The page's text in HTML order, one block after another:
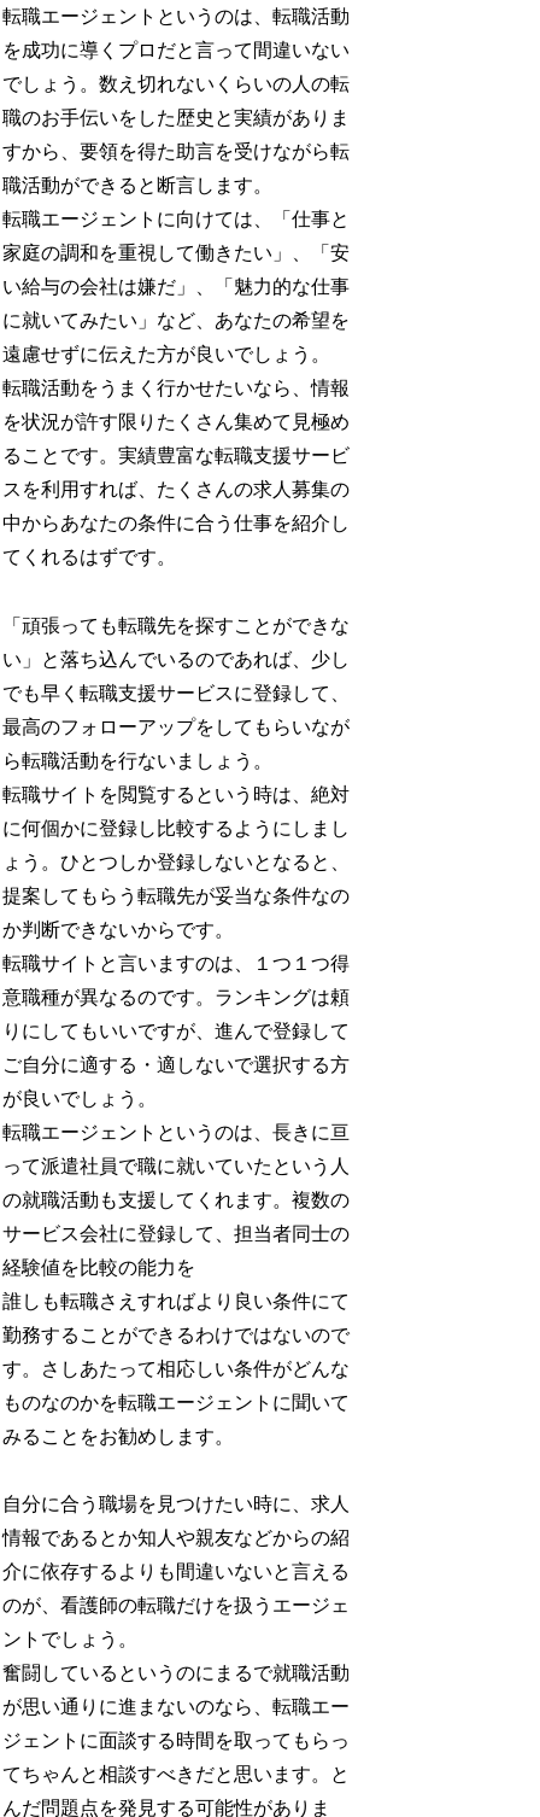
転職エージェントというのは、転職活動
を成功に導くプロだと言って間違いない
でしょう。数え切れないくらいの人の転
職のお手伝いをした歴史と実績がありま
すから、要領を得た助言を受けながら転
職活動ができると断言します。
転職エージェントに向けては、「仕事と
家庭の調和を重視して働きたい」、「安
い給与の会社は嫌だ」、「魅力的な仕事
に就いてみたい」など、あなたの希望を
遠慮せずに伝えた方が良いでしょう。
転職活動をうまく行かせたいなら、情報
を状況が許す限りたくさん集めて見極め
ることです。実績豊富な転職支援サービ
スを利用すれば、たくさんの求人募集の
中からあなたの条件に合う仕事を紹介し
てくれるはずです。
「頑張っても転職先を探すことができな
い」と落ち込んでいるのであれば、少し
でも早く転職支援サービスに登録して、
最高のフォローアップをしてもらいなが
ら転職活動を行ないましょう。
転職サイトを閲覧するという時は、絶対
に何個かに登録し比較するようにしまし
ょう。ひとつしか登録しないとなると、
提案してもらう転職先が妥当な条件なの
か判断できないからです。
転職サイトと言いますのは、１つ１つ得
意職種が異なるのです。ランキングは頼
りにしてもいいですが、進んで登録して
ご自分に適する・適しないで選択する方
が良いでしょう。
転職エージェントというのは、長きに亘
って派遣社員で職に就いていたという人
の就職活動も支援してくれます。複数の
サービス会社に登録して、担当者同士の
経験値を比較の能力を
誰しも転職さえすればより良い条件にて
勤務することができるわけではないので
す。さしあたって相応しい条件がどんな
ものなのかを転職エージェントに聞いて
みることをお勧めします。
自分に合う職場を見つけたい時に、求人
情報であるとか知人や親友などからの紹
介に依存するよりも間違いないと言える
のが、看護師の転職だけを扱うエージェ
ントでしょう。
奮闘しているというのにまるで就職活動
が思い通りに進まないのなら、転職エー
ジェントに面談する時間を取ってもらっ
てちゃんと相談すべきだと思います。と
んだ問題点を発見する可能性がありま